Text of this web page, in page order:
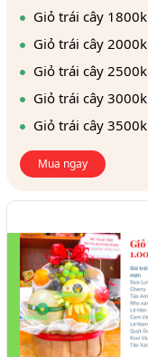
Giỏ trái cây 1800k
Giỏ trái cây 2000k
Giỏ trái cây 2500k
Giỏ trái cây 3000k
Giỏ trái cây 3500k
Mua ngay